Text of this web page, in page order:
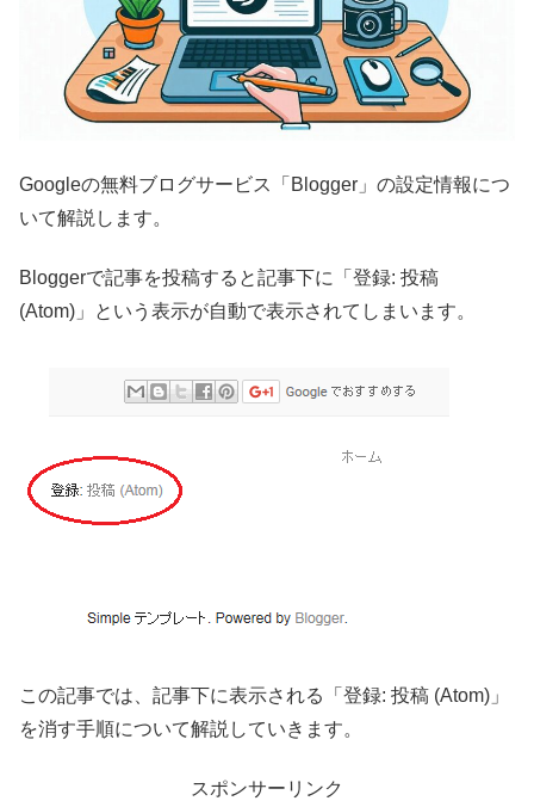
Googleの無料ブログサービス「Blogger」の設定情報につ
いて解説します。
Bloggerで記事を投稿すると記事下に「登録: 投稿
(Atom)」という表示が自動で表示されてしまいます。
この記事では、記事下に表示される「登録: 投稿 (Atom)」
を消す手順について解説していきます。
スポンサーリンク